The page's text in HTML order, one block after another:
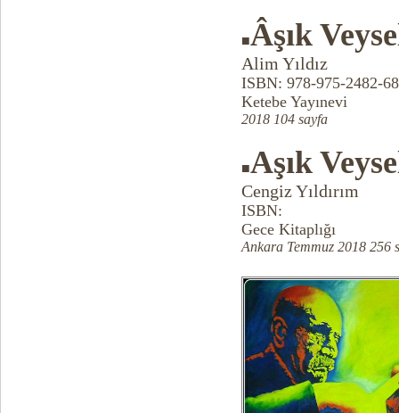
■Âşık
Alim Yıldız
ISBN: 978-975-2482-
Ketebe Yayınevi
2018 104 sayfa
■Aşık
Cengiz Yıldırım
ISBN:
Gece Kitaplığı
Ankara Temmuz 2018 256